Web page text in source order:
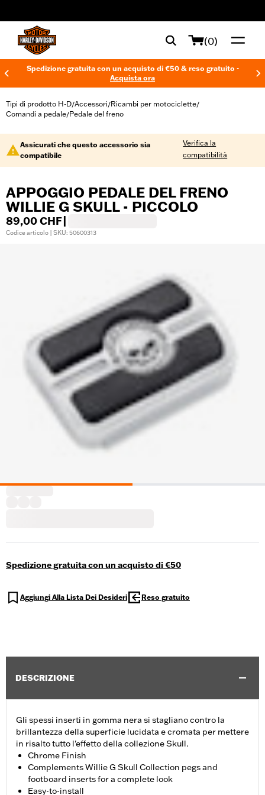
(0)
Spedizione gratuita con un acquisto di €50 & reso gratuito -
Acquista ora
Tipi di prodotto H-D/Accessori/Ricambi per motociclette/
Comandi a pedale/Pedale del freno
Assicurati che questo accessorio sia
compatibile
Verifica la
compatibilità
APPOGGIO PEDALE DEL FRENO
WILLIE G SKULL - PICCOLO
89,00 CHF
Codice articolo | SKU: 50600313
Spedizione gratuita con un acquisto di €50
Aggiungi Alla Lista Dei Desideri Reso gratuito
DESCRIZIONE
Gli spessi inserti in gomma nera si stagliano contro la
brillantezza della superficie lucidata e cromata per mettere
in risalto tutto l'effetto della collezione Skull.
Chrome Finish
Complements Willie G Skull Collection pegs and
footboard inserts for a complete look
Easy-to-install